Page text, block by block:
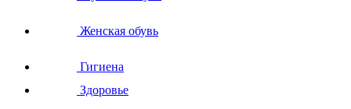
Женская обувь
Гигиена
Здоровье